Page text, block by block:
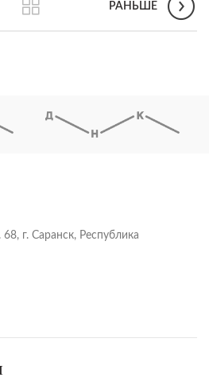
РАНЬШЕ
г. Саранск, Республика